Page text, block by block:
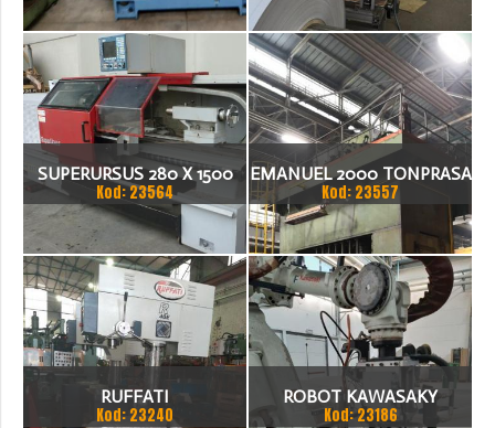
SUPERURSUS 280 X 1500
TOKARKA
Kod: 23564
EMANUEL 2000 TONPRASA
HYDRAULICZNA 3200 X
2000
Kod: 23557
RUFFATI
Kod: 23240
ROBOT KAWASAKY
Kod: 23186